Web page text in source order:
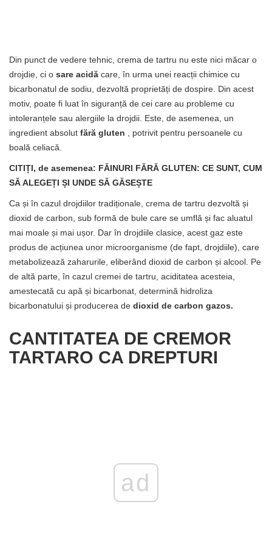
Din punct de vedere tehnic, crema de tartru nu este nici măcar o
drojdie, ci o sare acidă care, în urma unei reacții chimice cu
bicarbonatul de sodiu, dezvoltă proprietăți de dospire. Din acest
motiv, poate fi luat în siguranță de cei care au probleme cu
intoleranțele sau alergiile la drojdii. Este, de asemenea, un
ingredient absolut fără gluten , potrivit pentru persoanele cu
boală celiacă.
CITIȚI, de asemenea: FĂINURI FĂRĂ GLUTEN: CE SUNT, CUM
SĂ ALEGEȚI ȘI UNDE SĂ GĂSEȘTE
Ca și în cazul drojdiilor tradiționale, crema de tartru dezvoltă și
dioxid de carbon, sub formă de bule care se umflă și fac aluatul
mai moale și mai ușor. Dar în drojdiile clasice, acest gaz este
produs de acțiunea unor microorganisme (de fapt, drojdiile), care
metabolizează zaharurile, eliberând dioxid de carbon și alcool. Pe
de altă parte, în cazul cremei de tartru, aciditatea acesteia,
amestecată cu apă și bicarbonat, determină hidroliza
bicarbonatului și producerea de dioxid de carbon gazos.
CANTITATEA DE CREMOR
TARTARO CA DREPTURI
ad